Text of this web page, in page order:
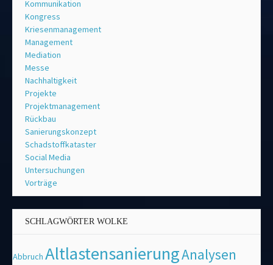
Kommunikation
Kongress
Kriesenmanagement
Management
Mediation
Messe
Nachhaltigkeit
Projekte
Projektmanagement
Rückbau
Sanierungskonzept
Schadstoffkataster
Social Media
Untersuchungen
Vorträge
SCHLAGWÖRTER WOLKE
Abbruch AltlastensanierungAnalysen